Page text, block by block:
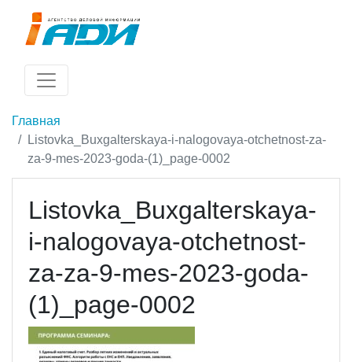
Главная
Listovka_Buxgalterskaya-i-nalogovaya-otchetnost-za-
za-9-mes-2023-goda-(1)_page-0002
Listovka_Buxgalterskaya-
i-nalogovaya-otchetnost-
za-za-9-mes-2023-goda-
(1)_page-0002